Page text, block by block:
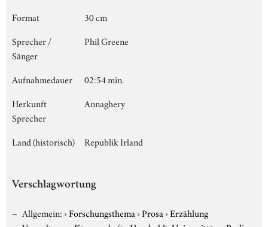
Format
30 cm
Sprecher /
Sänger
Phil Greene
Aufnahmedauer
02:54 min.
Herkunft
Sprecher
Annaghery
Land (historisch) Republik Irland
Verschlagwortung
Allgemein:›Forschungsthema›Prosa›Erzählung